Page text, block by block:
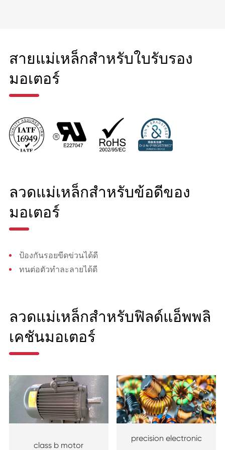
สายแม่เหล็กสำหรับใบรับรอง
มอเตอร์
ลวดแม่เหล็กสำหรับข้อดีของ
มอเตอร์
ป้องกันรอยขีดข่วนได้ดี
ทนต่อตัวทำละลายได้ดี
ลวดแม่เหล็กสำหรับฟิลด์แอ็พพลิ
เคชันมอเตอร์
class b motor
precision electronic